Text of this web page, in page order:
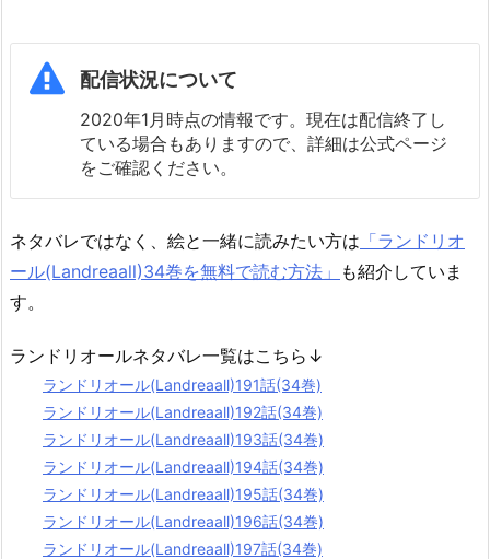
配信状況について
2020年1月時点の情報です。現在は配信終了し
ている場合もありますので、詳細は公式ページ
をご確認ください。
ネタバレではなく、絵と一緒に読みたい方は 「ランドリオ
ール(Landreaall)34巻を無料で読む方法」 も紹介していま
す。
ランドリオールネタバレ一覧はこちら↓
ランドリオール(Landreaall)191話(34巻)
ランドリオール(Landreaall)192話(34巻)
ランドリオール(Landreaall)193話(34巻)
ランドリオール(Landreaall)194話(34巻)
ランドリオール(Landreaall)195話(34巻)
ランドリオール(Landreaall)196話(34巻)
ランドリオール(Landreaall)197話(34巻)